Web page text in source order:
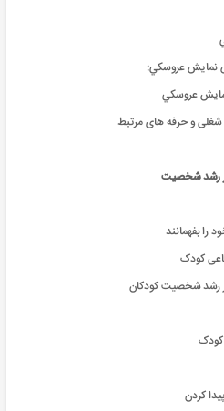
نمايش‌ عروسكي‌:
نمايش‌ عروسكي‌
شغلى و حرفه هاى مرتبط
رشد شخصیت
را بفهمانند
کودک
رشد شخصیت کودکان
کودک
پیدا کردن